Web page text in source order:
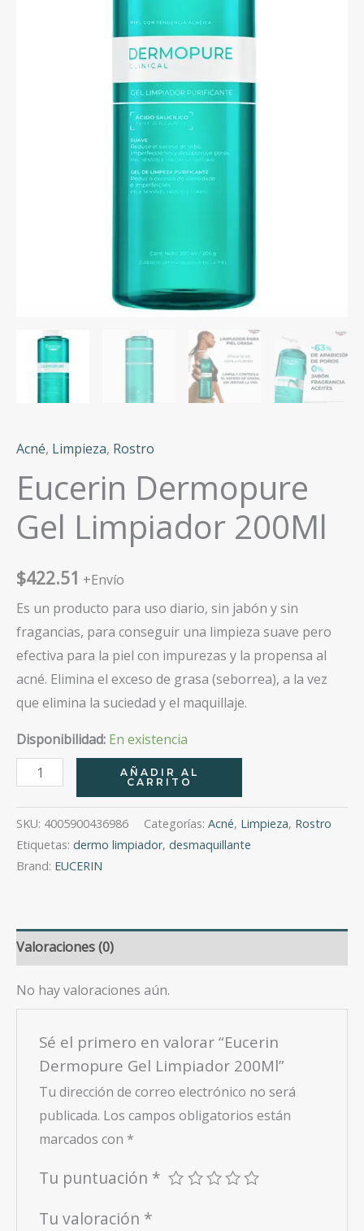
Acné, Limpieza, Rostro
Eucerin Dermopure
Gel Limpiador 200Ml
$422.51 +Envío
Es un producto para uso diario, sin jabón y sin
fragancias, para conseguir una limpieza suave pero
efectiva para la piel con impurezas y la propensa al
acné. Elimina el exceso de grasa (seborrea), a la vez
que elimina la suciedad y el maquillaje.
Disponibilidad: En existencia
Eucerin
Dermopure
Gel
Limpiador
200Ml
AÑADIR AL
CARRITO
SKU: 4005900436986 Categorías: Acné, Limpieza, Rostro
Etiquetas: dermo limpiador, desmaquillante
Brand: EUCERIN
Valoraciones (0)
No hay valoraciones aún.
Sé el primero en valorar “Eucerin
Dermopure Gel Limpiador 200Ml”
Tu dirección de correo electrónico no será
publicada. Los campos obligatorios están
marcados con *
Tu puntuación *
Tu valoración *